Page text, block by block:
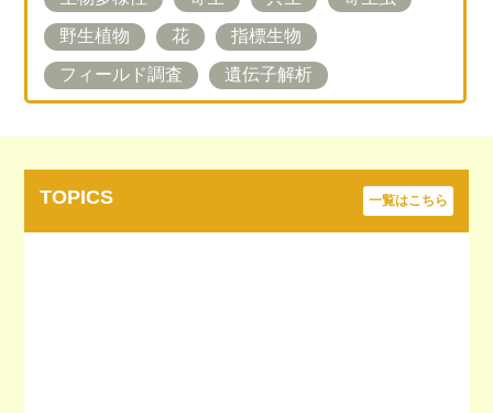
野生植物 花 指標生物
フィールド調査 遺伝子解析
TOPICS 一覧はこちら